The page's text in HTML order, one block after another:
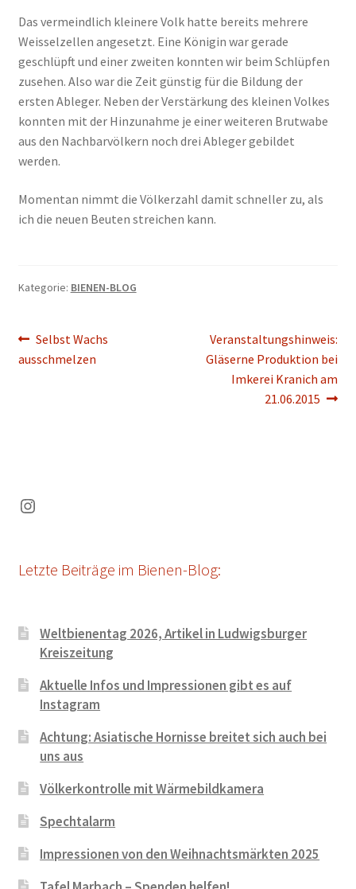
Das vermeindlich kleinere Volk hatte bereits mehrere
Weisselzellen angesetzt. Eine Königin war gerade
geschlüpft und einer zweiten konnten wir beim Schlüpfen
zusehen. Also war die Zeit günstig für die Bildung der
ersten Ableger. Neben der Verstärkung des kleinen Volkes
konnten mit der Hinzunahme je einer weiteren Brutwabe
aus den Nachbarvölkern noch drei Ableger gebildet
werden.
Momentan nimmt die Völkerzahl damit schneller zu, als
ich die neuen Beuten streichen kann.
Kategorie: BIENEN-BLOG
Beitragsnavigation
Vorheriger
Beitrag:
Selbst Wachs
ausschmelzen
Nächster
Beitrag:
Veranstaltungshinweis:
Gläserne Produktion bei
Imkerei Kranich am
21.06.2015
Instagram
Letzte Beiträge im Bienen-Blog:
Weltbienentag 2026, Artikel in Ludwigsburger
Kreiszeitung
Aktuelle Infos und Impressionen gibt es auf
Instagram
Achtung: Asiatische Hornisse breitet sich auch bei
uns aus
Völkerkontrolle mit Wärmebildkamera
Spechtalarm
Impressionen von den Weihnachtsmärkten 2025